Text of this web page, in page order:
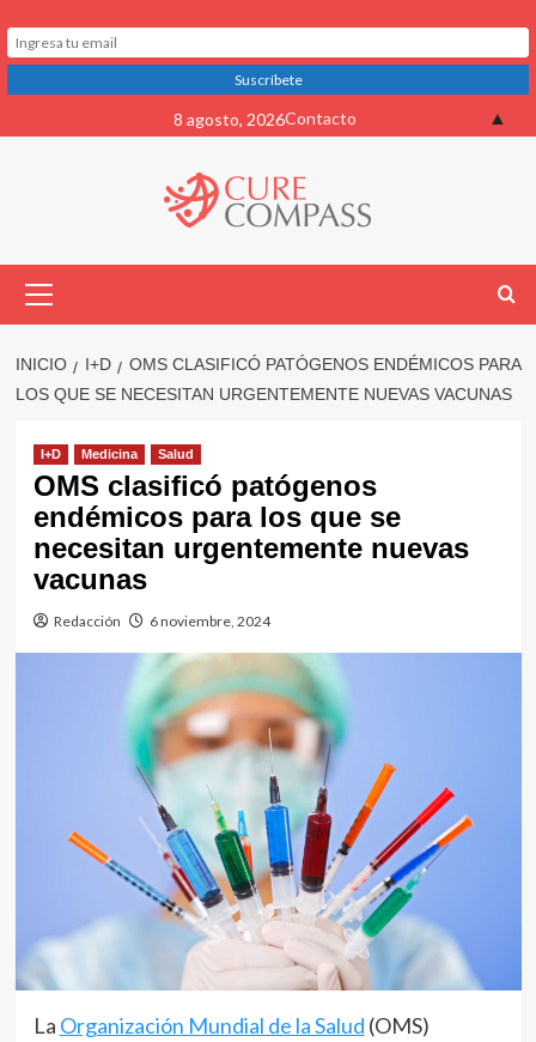
al
8 agosto, 2026Contacto
primario
INICIO I+D
OMS CLASIFICÓ PATÓGENOS ENDÉMICOS PARA
LOS QUE SE NECESITAN URGENTEMENTE NUEVAS VACUNAS
I+D Medicina Salud
OMS clasificó patógenos
endémicos para los que se
necesitan urgentemente nuevas
vacunas
Redacción 6 noviembre, 2024
La Organización Mundial de la Salud (OMS)
▲